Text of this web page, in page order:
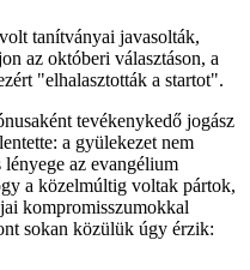
tanítványai javasolták,
az októberi választáson, a
"elhalasztották a startot".
tevékenykedő jogász
a gyülekezet nem
az evangélium
a közelmúltig voltak pártok,
kompromisszumokkal
sokan közülük úgy érzik: